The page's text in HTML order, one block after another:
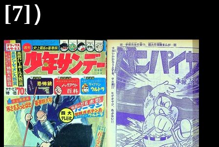
[7]）